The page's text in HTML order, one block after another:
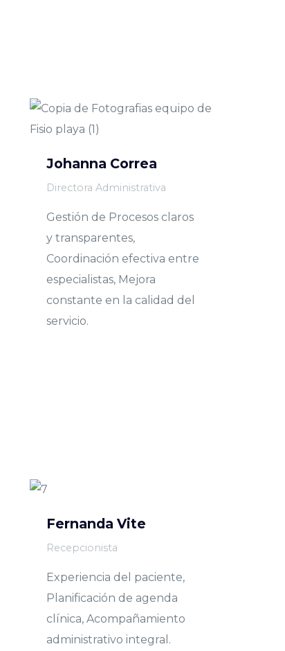
Johanna Correa
Directora Administrativa
Gestión de Procesos claros
y transparentes,
Coordinación efectiva entre
especialistas, Mejora
constante en la calidad del
servicio.
Fernanda Vite
Recepcionista
Experiencia del paciente,
Planificación de agenda
clínica, Acompañamiento
administrativo integral.